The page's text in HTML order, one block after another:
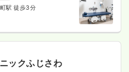
駅 徒歩3分
ックふじさわ